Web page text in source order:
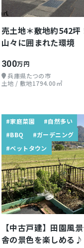
売土地＊敷地約542坪
山々に囲まれた環境
300万円
兵庫県たつの市
土地 / 敷地1794.00㎡
#家庭菜園
#自然多い
#BBQ
#ガーデニング
#ベットタウン
【中古戸建】田園風
舎の景色を楽しめる♪